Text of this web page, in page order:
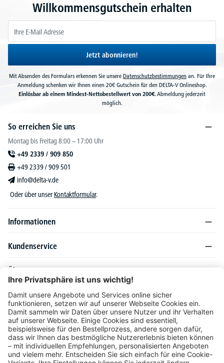
Willkommensgutschein erhalten
Jetzt abonnieren!
Mit Absenden des Formulars erkennen Sie unsere Datenschutzbestimmungen an. Für Ihre
Anmeldung schenken wir Ihnen einen 20€ Gutschein für den DELTA-V Onlineshop.
Einlösbar ab einem Mindest-Nettobestellwert von 200€.Abmeldung jederzeit
möglich.
So erreichen Sie uns
Montag bis Freitag 8:00 – 17:00 Uhr
+49 2339 / 909 850
+49 2339 / 909 501
info@delta-v.de
Oder über unser Kontaktformular.
Informationen
Kundenservice
Über DELTA-V
Produktsortiment
Ratgeber
Folgen Sie uns auch auf